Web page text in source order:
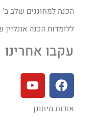
הכנה למחוננים שלב ב'
ללומדות הכנה אונליין
עקבו אחרינו
אודות מיחונן